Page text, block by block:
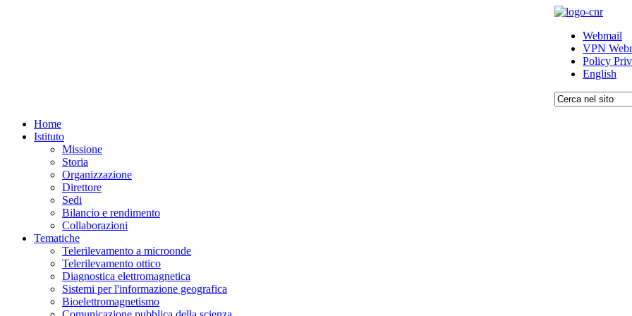
Webmail
VPN
Policy
English
Home
Istituto
Missione
Storia
Organizzazione
Direttore
Sedi
Bilancio e rendimento
Collaborazioni
Tematiche
Telerilevamento a microonde
Telerilevamento ottico
Diagnostica elettromagnetica
Sistemi per l'informazione geografica
Bioelettromagnetismo